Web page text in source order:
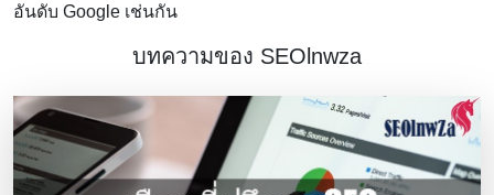
อันดับ Google เช่นกัน
บทความของ SEOlnwza